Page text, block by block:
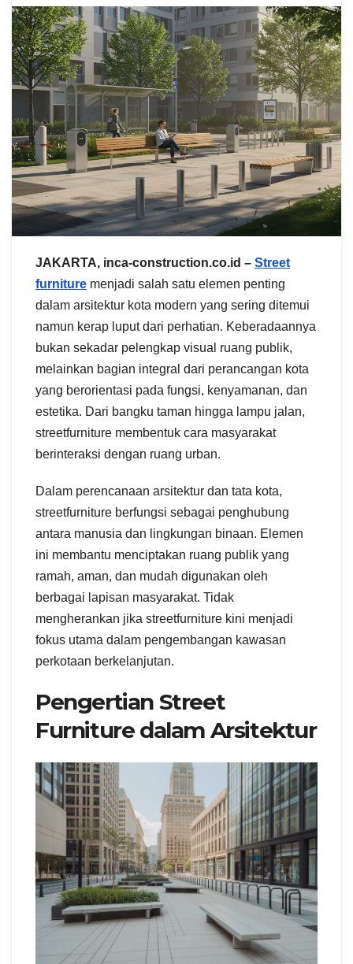
JAKARTA, inca-construction.co.id – Street
furniture menjadi salah satu elemen penting
dalam arsitektur kota modern yang sering ditemui
namun kerap luput dari perhatian. Keberadaannya
bukan sekadar pelengkap visual ruang publik,
melainkan bagian integral dari perancangan kota
yang berorientasi pada fungsi, kenyamanan, dan
estetika. Dari bangku taman hingga lampu jalan,
streetfurniture membentuk cara masyarakat
berinteraksi dengan ruang urban.
Dalam perencanaan arsitektur dan tata kota,
streetfurniture berfungsi sebagai penghubung
antara manusia dan lingkungan binaan. Elemen
ini membantu menciptakan ruang publik yang
ramah, aman, dan mudah digunakan oleh
berbagai lapisan masyarakat. Tidak
mengherankan jika streetfurniture kini menjadi
fokus utama dalam pengembangan kawasan
perkotaan berkelanjutan.
Pengertian Street
Furniture dalam Arsitektur